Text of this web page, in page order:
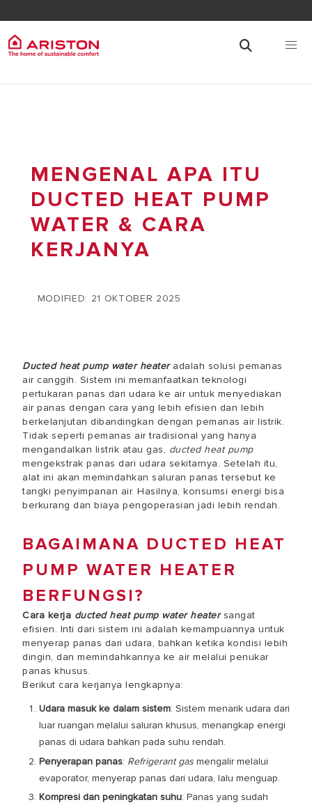
MENGENAL APA ITU
DUCTED HEAT PUMP
WATER & CARA
KERJANYA
MODIFIED: 21 OKTOBER 2025
Ducted heat pump water heateradalah solusi pemanas
air canggih. Sistem ini memanfaatkan teknologi
pertukaran panas dari udara ke air untuk menyediakan
air panas dengan cara yang lebih efisien dan lebih
berkelanjutan dibandingkan dengan pemanas air listrik.
Tidak seperti pemanas air tradisional yang hanya
mengandalkan listrik atau gas, ducted heat pump
mengekstrak panas dari udara sekitarnya. Setelah itu,
alat ini akan memindahkan saluran panas tersebut ke
tangki penyimpanan air. Hasilnya, konsumsi energi bisa
berkurang dan biaya pengoperasian jadi lebih rendah.
BAGAIMANA DUCTED HEAT
PUMP WATER HEATER
BERFUNGSI?
Cara kerja ducted heat pump water heatersangat
efisien. Inti dari sistem ini adalah kemampuannya untuk
menyerap panas dari udara, bahkan ketika kondisi lebih
dingin, dan memindahkannya ke air melalui penukar
panas khusus.
Berikut cara kerjanya lengkapnya:
Udara masuk ke dalam sistem: Sistem menarik udara dari
luar ruangan melalui saluran khusus, menangkap energi
panas di udara bahkan pada suhu rendah.
Penyerapan panas: Refrigerant gas mengalir melalui
evaporator, menyerap panas dari udara, lalu menguap.
Kompresi dan peningkatan suhu: Panas yang sudah